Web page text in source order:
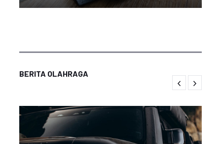
BERITA OLAHRAGA